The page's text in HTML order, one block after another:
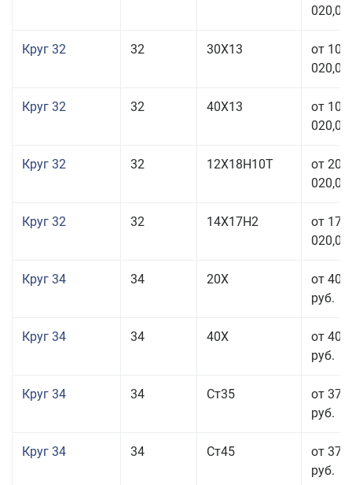
020,00
Круг 32 32 30Х13
от 101
020,00
Круг 32 32 40Х13
от 101
020,00
Круг 32 32 12Х18Н10Т
от 208
020,00
Круг 32 32 14Х17Н2
от 177
020,00
Круг 34 34 20Х
от 40
руб.
Круг 34 34 40Х
от 40
руб.
Круг 34 34 Ст35
от 37
руб.
Круг 34 34 Ст45
от 37
руб.